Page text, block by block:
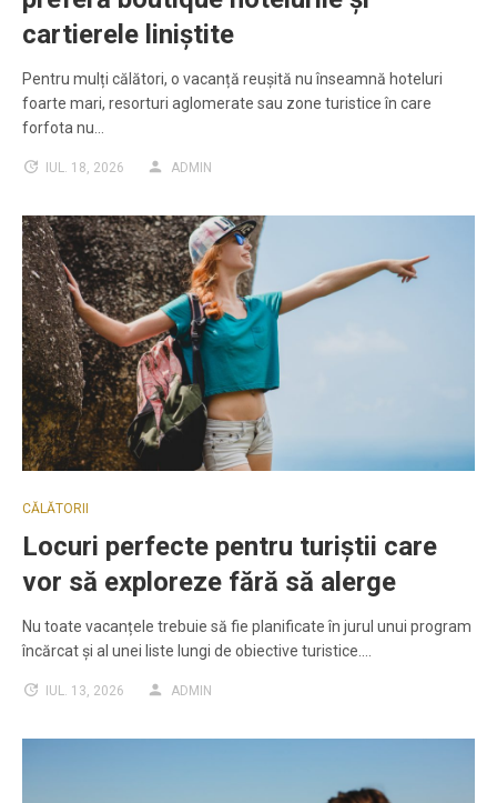
cartierele liniștite
Pentru mulți călători, o vacanță reușită nu înseamnă hoteluri
foarte mari, resorturi aglomerate sau zone turistice în care
forfota nu…
IUL. 18, 2026 ADMIN
CĂLĂTORII
Locuri perfecte pentru turiștii care
vor să exploreze fără să alerge
Nu toate vacanțele trebuie să fie planificate în jurul unui program
încărcat și al unei liste lungi de obiective turistice.…
IUL. 13, 2026 ADMIN